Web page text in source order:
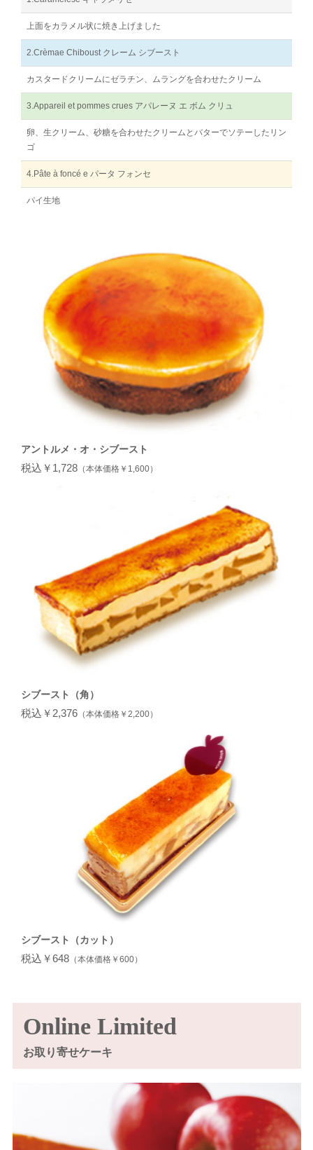
上面をカラメル状に焼き上げました
2.Crèmae Chiboust クレーム シブースト
カスタードクリームにゼラチン、ムラングを合わせたクリーム
3.Appareil et pommes crues アパレーヌ エ ボム クリュ
卵、生クリーム、砂糖を合わせたクリームとバターでソテーしたリン
ゴ
4.Pâte à foncé e パータ フォンセ
パイ生地
アントルメ・オ・シブースト
税込￥1,728 （本体価格￥1,600）
シブースト（角）
税込￥2,376 （本体価格￥2,200）
シブースト（カット）
税込￥648 （本体価格￥600）
Online Limited
お取り寄せケーキ